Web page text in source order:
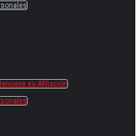
su Afiliación